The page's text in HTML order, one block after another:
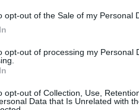
opt-out of the Sale of my Personal
opt-out of processing my Personal
opt-out of Collection, Use,
Data that Is Unrelated with
εναλλακτικές
όσο διαρκούν οι